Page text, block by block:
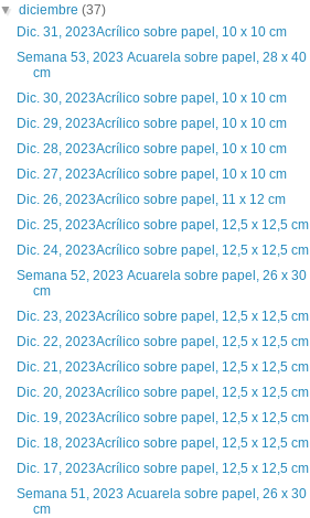
▼diciembre(37)
Dic. 31, 2023Acrílico sobre papel, 10 x 10 cm
Semana 53, 2023 Acuarela sobre papel, 28 x 40
cm
Dic. 30, 2023Acrílico sobre papel, 10 x 10 cm
Dic. 29, 2023Acrílico sobre papel, 10 x 10 cm
Dic. 28, 2023Acrílico sobre papel, 10 x 10 cm
Dic. 27, 2023Acrílico sobre papel, 10 x 10 cm
Dic. 26, 2023Acrílico sobre papel, 11 x 12 cm
Dic. 25, 2023Acrílico sobre papel, 12,5 x 12,5 cm
Dic. 24, 2023Acrílico sobre papel, 12,5 x 12,5 cm
Semana 52, 2023 Acuarela sobre papel, 26 x 30
cm
Dic. 23, 2023Acrílico sobre papel, 12,5 x 12,5 cm
Dic. 22, 2023Acrílico sobre papel, 12,5 x 12,5 cm
Dic. 21, 2023Acrílico sobre papel, 12,5 x 12,5 cm
Dic. 20, 2023Acrílico sobre papel, 12,5 x 12,5 cm
Dic. 19, 2023Acrílico sobre papel, 12,5 x 12,5 cm
Dic. 18, 2023Acrílico sobre papel, 12,5 x 12,5 cm
Dic. 17, 2023Acrílico sobre papel, 12,5 x 12,5 cm
Semana 51, 2023 Acuarela sobre papel, 26 x 30
cm